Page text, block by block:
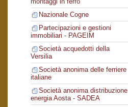
Nazionale Cogne
Partecipazioni e gestioni
immobiliari - PAGEIM
Società acquedotti della
Versilia
Società anonima delle ferriere
italiane
Società anonima distribuzione
energia Aosta - SADEA